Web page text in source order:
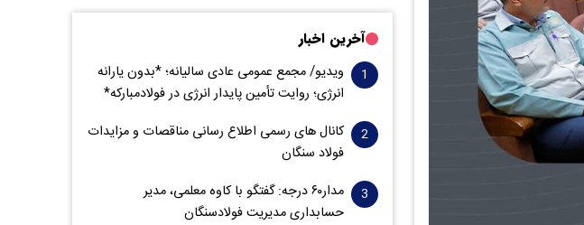
آخرین اخبار
ویدیو/ مجمع عمومی عادی سالیانه؛ *بدون یارانه
انرژی؛ روایت تأمین پایدار انرژی در فولادمبارکه*
کانال های رسمی اطلاع رسانی مناقصات و مزایدات
فولاد سنگان
مدار‌۶٠ درجه: گفتگو با کاوه معلمی، مدیر
حسابداری مدیریت فولادسنگان